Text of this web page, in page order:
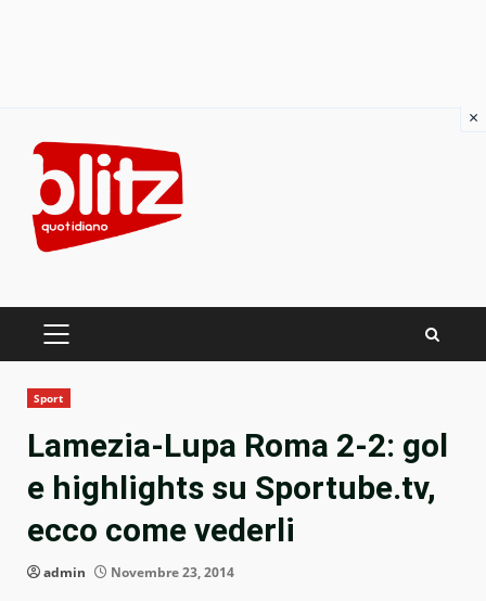
content
PRIMARY
Sport
Lamezia-Lupa Roma 2-2: gol
e highlights su Sportube.tv,
ecco come vederli
admin Novembre 23, 2014
×